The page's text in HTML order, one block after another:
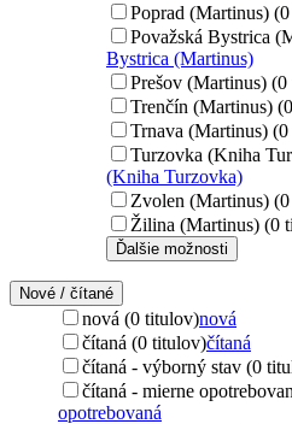
Poprad (Martinus)
Považská Bystrica
Bystrica (Martinus)
Prešov (Martinus)
Trenčín (Martinus)
Trnava (Martinus)
Turzovka (Kniha
(Kniha Turzovka)
Zvolen (Martinus)
Žilina (Martinus) (0
Ďalšie možnosti
Nové / čítané
nová (0 titulov)nová
čítaná (0 titulov)čítaná
čítaná - výborný stav (0
čítaná - mierne
opotrebovaná